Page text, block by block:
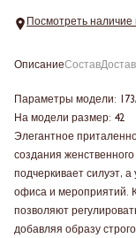
Посмотреть наличие
ОписаниеСостав
Параметры модели: 173/
На модели размер: 42
Элегантное
создания
подчеркивает силуэт,
офиса и мероприятий.
позволяют
добавляя образу